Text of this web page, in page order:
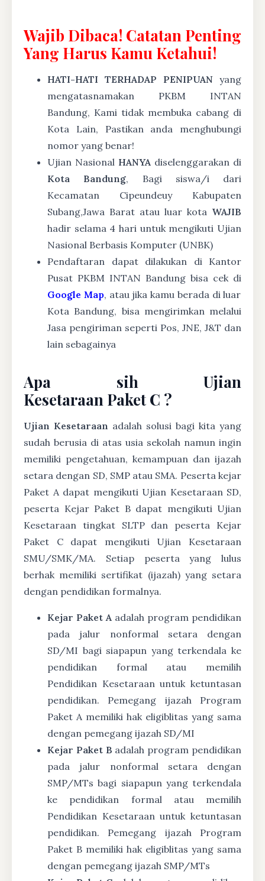
Wajib Dibaca! Catatan Penting
Yang Harus Kamu Ketahui!
HATI-HATI TERHADAP PENIPUAN yang
mengatasnamakan PKBM INTAN
Bandung, Kami tidak membuka cabang di
Kota Lain, Pastikan anda menghubungi
nomor yang benar!
Ujian Nasional HANYA diselenggarakan di
Kota Bandung, Bagi siswa/i dari
Kecamatan Cipeundeuy Kabupaten
Subang,Jawa Barat atau luar kota WAJIB
hadir selama 4 hari untuk mengikuti Ujian
Nasional Berbasis Komputer (UNBK)
Pendaftaran dapat dilakukan di Kantor
Pusat PKBM INTAN Bandung bisa cek di
Google Map, atau jika kamu berada di luar
Kota Bandung, bisa mengirimkan melalui
Jasa pengiriman seperti Pos, JNE, J&T dan
lain sebagainya
Apa sih Ujian
Kesetaraan Paket C ?
Ujian Kesetaraan adalah solusi bagi kita yang
sudah berusia di atas usia sekolah namun ingin
memiliki pengetahuan, kemampuan dan ijazah
setara dengan SD, SMP atau SMA. Peserta kejar
Paket A dapat mengikuti Ujian Kesetaraan SD,
peserta Kejar Paket B dapat mengikuti Ujian
Kesetaraan tingkat SLTP dan peserta Kejar
Paket C dapat mengikuti Ujian Kesetaraan
SMU/SMK/MA. Setiap peserta yang lulus
berhak memiliki sertifikat (ijazah) yang setara
dengan pendidikan formalnya.
Kejar Paket A adalah program pendidikan
pada jalur nonformal setara dengan
SD/MI bagi siapapun yang terkendala ke
pendidikan formal atau memilih
Pendidikan Kesetaraan untuk ketuntasan
pendidikan. Pemegang ijazah Program
Paket A memiliki hak eligiblitas yang sama
dengan pemegang ijazah SD/MI
Kejar Paket B adalah program pendidikan
pada jalur nonformal setara dengan
SMP/MTs bagi siapapun yang terkendala
ke pendidikan formal atau memilih
Pendidikan Kesetaraan untuk ketuntasan
pendidikan. Pemegang ijazah Program
Paket B memiliki hak eligiblitas yang sama
dengan pemegang ijazah SMP/MTs